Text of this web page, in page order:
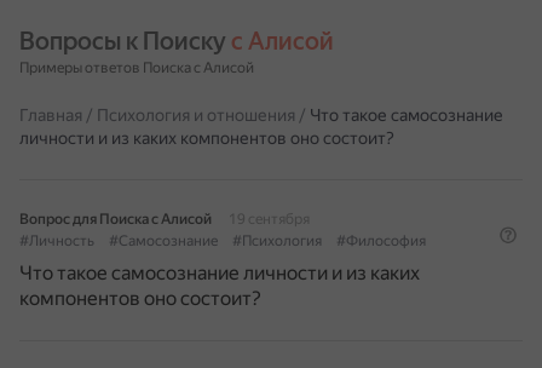
Вопросы к Поиску с Алисой
Примеры ответов Поиска с Алисой
Главная / Психология и отношения / Что такое самосознание
личности и из каких компонентов оно состоит?
Вопрос для Поиска с Алисой
19 сентября
#Личность
#Самосознание #Психология #Философия
Что такое самосознание личности и из каких
компонентов оно состоит?